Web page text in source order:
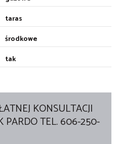
taras
środkowe
tak
KONSULTACJI
PARDO TEL. 606-250-